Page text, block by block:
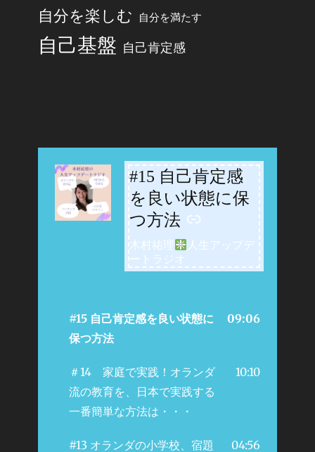
自分を楽しむ 自分を満たす
自己基盤 自己肯定感
#15 自己肯定感
を良い状態に保
つ方法
-
木村祐理
人生アップデ
ートラジオ
#15 自己肯定感を良い状態に
保つ方法
09:06
＃14 家庭で実践！オランダ
流の教育を、日本で実践する
一番簡単な方法は・・・
10:10
#13 オランダの小学校、宿題 04:56